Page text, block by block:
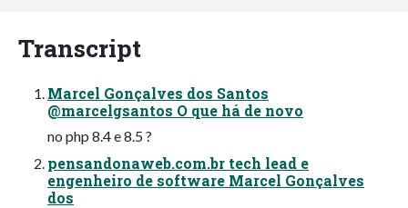
Transcript
Marcel Gonçalves dos Santos
@marcelgsantos O que há de novo
no php 8.4 e 8.5 ?
pensandonaweb.com.br tech lead e
engenheiro de software Marcel Gonçalves
dos